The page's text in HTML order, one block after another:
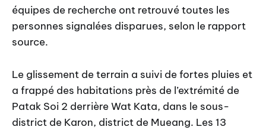
équipes de recherche ont retrouvé toutes les
personnes signalées disparues, selon le rapport
source.
Le glissement de terrain a suivi de fortes pluies et
a frappé des habitations près de l’extrémité de
Patak Soi 2 derrière Wat Kata, dans le sous-
district de Karon, district de Mueang. Les 13